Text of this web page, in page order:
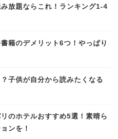
放題ならこれ！ランキング1-4
籍のデメリット6つ！やっぱり
子供が自分から読みたくなる
のホテルおすすめ5選！素晴ら
ンを！